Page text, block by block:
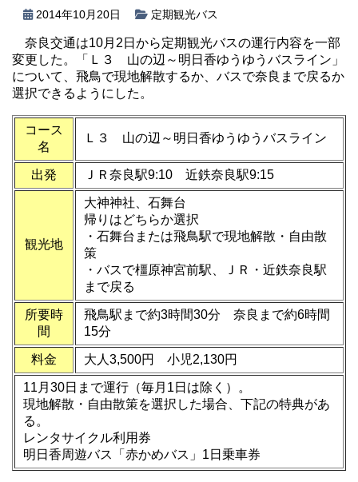
2014年10月20日 定期観光バス
奈良交通は10月2日から定期観光バスの運行内容を一部
変更した。「Ｌ３ 山の辺～明日香ゆうゆうバスライン」
について、飛鳥で現地解散するか、バスで奈良まで戻るか
選択できるようにした。
コース
名
Ｌ３ 山の辺～明日香ゆうゆうバスライン
出発 ＪＲ奈良駅9:10 近鉄奈良駅9:15
観光地
大神神社、石舞台
帰りはどちらか選択
・石舞台または飛鳥駅で現地解散・自由散
策
・バスで橿原神宮前駅、ＪＲ・近鉄奈良駅
まで戻る
所要時
間
飛鳥駅まで約3時間30分 奈良まで約6時間
15分
料金 大人3,500円 小児2,130円
11月30日まで運行（毎月1日は除く）。
現地解散・自由散策を選択した場合、下記の特典があ
る。
レンタサイクル利用券
明日香周遊バス「赤かめバス」1日乗車券